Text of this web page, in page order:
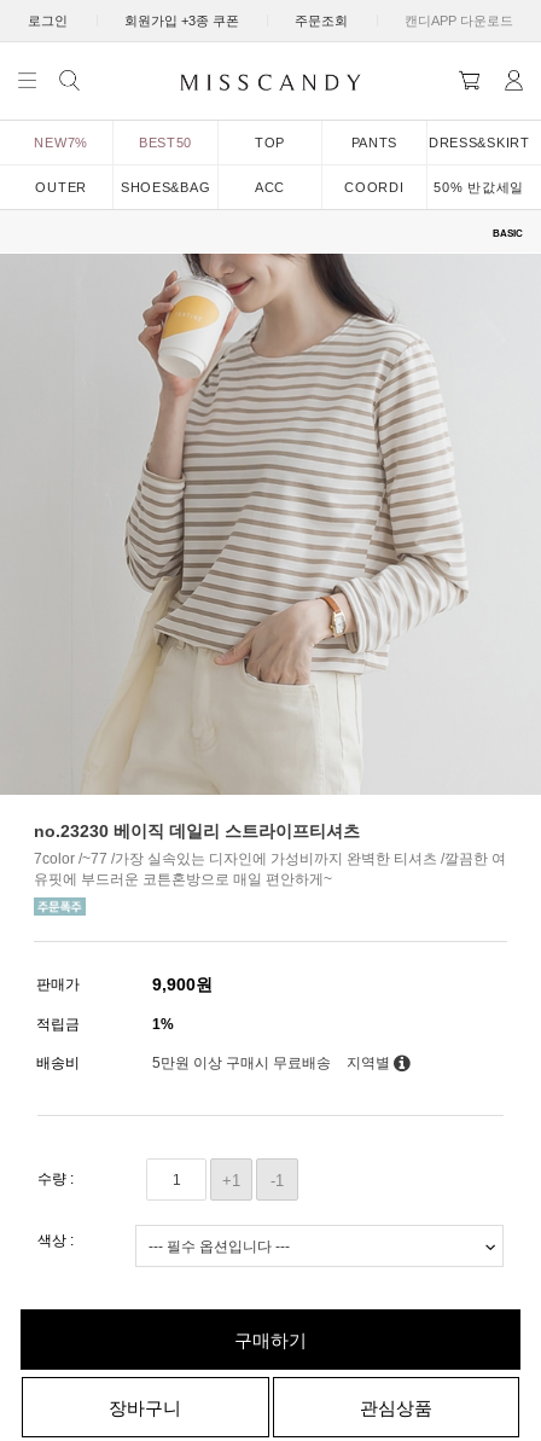
로그인 회원가입 +3종 쿠폰 주문조회 캔디APP 다운로드
NEW7% BEST50 TOP PANTS DRESS&SKIRT
OUTER SHOES&BAG ACC COORDI 50% 반값세일
BASIC
no.23230 베이직 데일리 스트라이프티셔츠
7color /~77 /가장 실속있는 디자인에 가성비까지 완벽한 티셔츠 /깔끔한 여
유핏에 부드러운 코튼혼방으로 매일 편안하게~
판매가 9,900원
적립금 1%
배송비 5만원 이상 구매시 무료배송 지역별
수량 : +1 -1
색상 :
구매하기
장바구니 관심상품